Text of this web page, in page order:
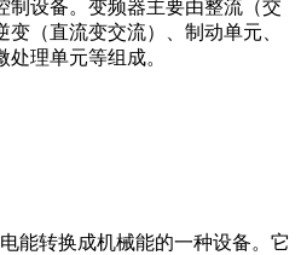
制设备。变频器主要由整流（交
（直流变交流）、制动单元、
理单元等组成。
能转换成机械能的一种设备。它